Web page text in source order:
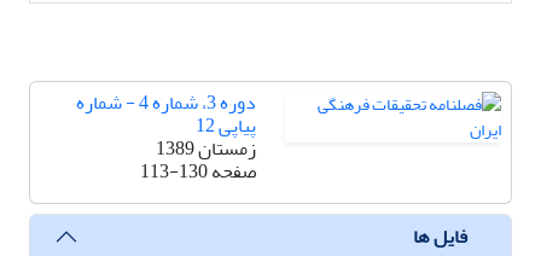
دوره 3، شماره 4 - شماره
پیاپی 12
زمستان 1389
صفحه113-130
فایل ها